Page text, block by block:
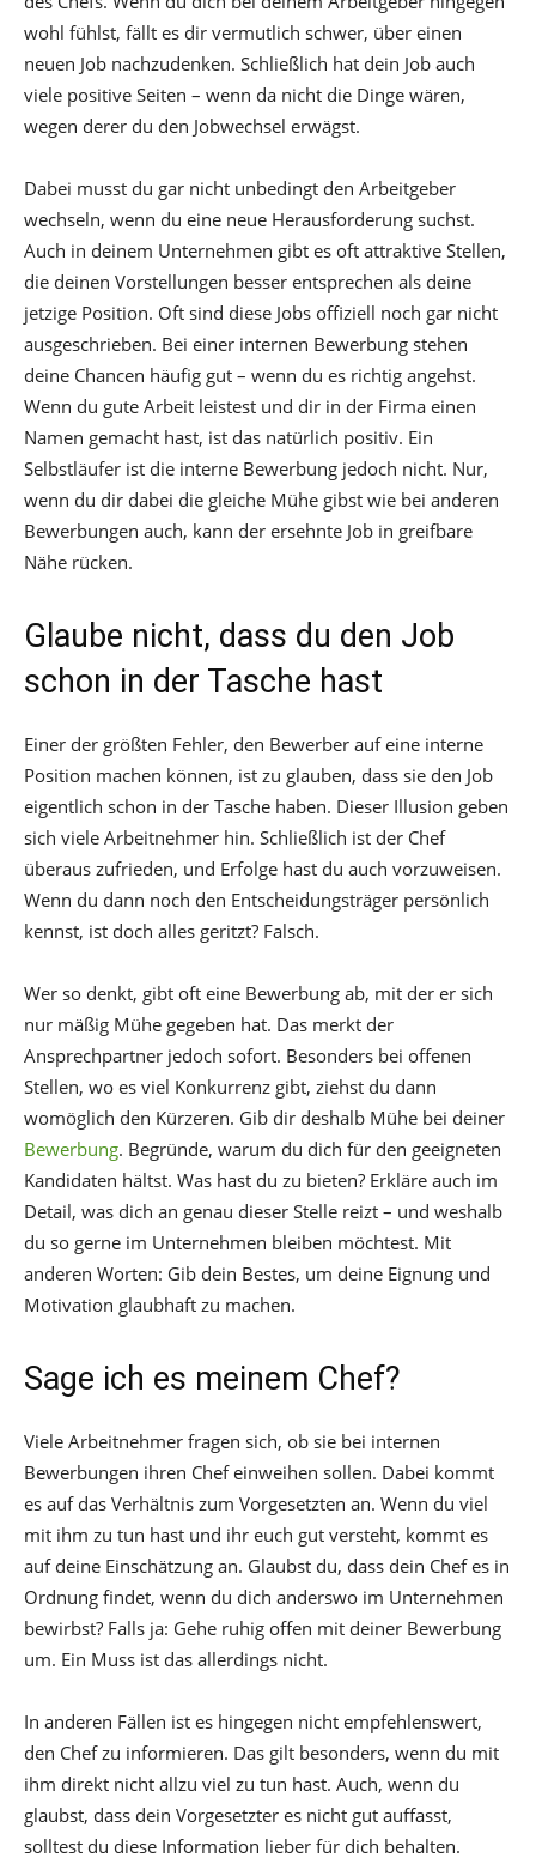
wohl fühlst, fällt es dir vermutlich schwer, über einen
neuen Job nachzudenken. Schließlich hat dein Job auch
viele positive Seiten – wenn da nicht die Dinge wären,
wegen derer du den Jobwechsel erwägst.
Dabei musst du gar nicht unbedingt den Arbeitgeber
wechseln, wenn du eine neue Herausforderung suchst.
Auch in deinem Unternehmen gibt es oft attraktive Stellen,
die deinen Vorstellungen besser entsprechen als deine
jetzige Position. Oft sind diese Jobs offiziell noch gar nicht
ausgeschrieben. Bei einer internen Bewerbung stehen
deine Chancen häufig gut – wenn du es richtig angehst.
Wenn du gute Arbeit leistest und dir in der Firma einen
Namen gemacht hast, ist das natürlich positiv. Ein
Selbstläufer ist die interne Bewerbung jedoch nicht. Nur,
wenn du dir dabei die gleiche Mühe gibst wie bei anderen
Bewerbungen auch, kann der ersehnte Job in greifbare
Nähe rücken.
Glaube nicht, dass du den Job
schon in der Tasche hast
Einer der größten Fehler, den Bewerber auf eine interne
Position machen können, ist zu glauben, dass sie den Job
eigentlich schon in der Tasche haben. Dieser Illusion geben
sich viele Arbeitnehmer hin. Schließlich ist der Chef
überaus zufrieden, und Erfolge hast du auch vorzuweisen.
Wenn du dann noch den Entscheidungsträger persönlich
kennst, ist doch alles geritzt? Falsch.
Wer so denkt, gibt oft eine Bewerbung ab, mit der er sich
nur mäßig Mühe gegeben hat. Das merkt der
Ansprechpartner jedoch sofort. Besonders bei offenen
Stellen, wo es viel Konkurrenz gibt, ziehst du dann
womöglich den Kürzeren. Gib dir deshalb Mühe bei deiner
Bewerbung. Begründe, warum du dich für den geeigneten
Kandidaten hältst. Was hast du zu bieten? Erkläre auch im
Detail, was dich an genau dieser Stelle reizt – und weshalb
du so gerne im Unternehmen bleiben möchtest. Mit
anderen Worten: Gib dein Bestes, um deine Eignung und
Motivation glaubhaft zu machen.
Sage ich es meinem Chef?
Viele Arbeitnehmer fragen sich, ob sie bei internen
Bewerbungen ihren Chef einweihen sollen. Dabei kommt
es auf das Verhältnis zum Vorgesetzten an. Wenn du viel
mit ihm zu tun hast und ihr euch gut versteht, kommt es
auf deine Einschätzung an. Glaubst du, dass dein Chef es in
Ordnung findet, wenn du dich anderswo im Unternehmen
bewirbst? Falls ja: Gehe ruhig offen mit deiner Bewerbung
um. Ein Muss ist das allerdings nicht.
In anderen Fällen ist es hingegen nicht empfehlenswert,
den Chef zu informieren. Das gilt besonders, wenn du mit
ihm direkt nicht allzu viel zu tun hast. Auch, wenn du
glaubst, dass dein Vorgesetzter es nicht gut auffasst,
solltest du diese Information lieber für dich behalten.